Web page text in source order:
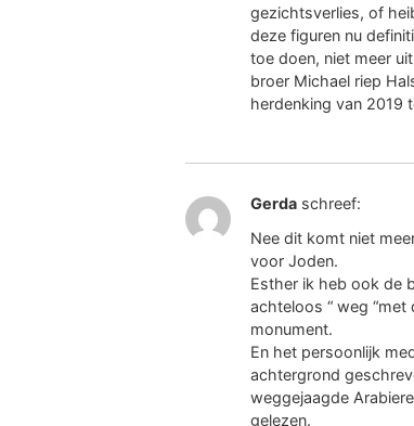
gezichtsverlies, of
deze figuren nu
toe doen, niet meer
broer Michael riep
herdenking van 2019
Gerda schreef:
Nee dit komt niet
voor Joden.
Esther ik heb ook de
achteloos “ weg “met
monument.
En het persoonlijk
achtergrond
weggejaagde
gelezen.